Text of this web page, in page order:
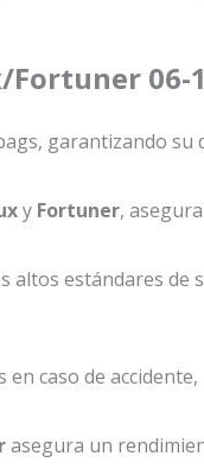
06-
garantizando su
y Fortuner,
estándares de
caso de
asegura un